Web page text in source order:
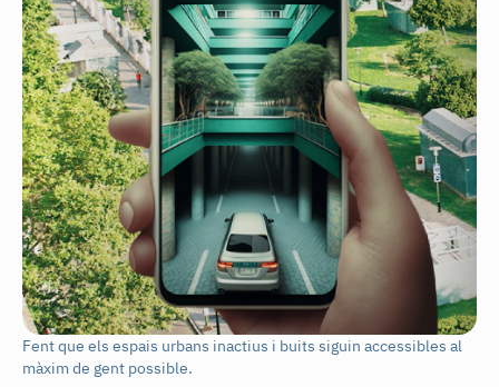
Fent que els espais urbans inactius i buits siguin accessibles al
màxim de gent possible.